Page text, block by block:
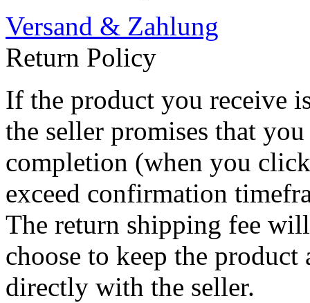
Versand & Zahlung
Return Policy
If the product you receive
the seller promises that
completion (when you
exceed confirmation
The return shipping fee
choose to keep the
directly with the seller.